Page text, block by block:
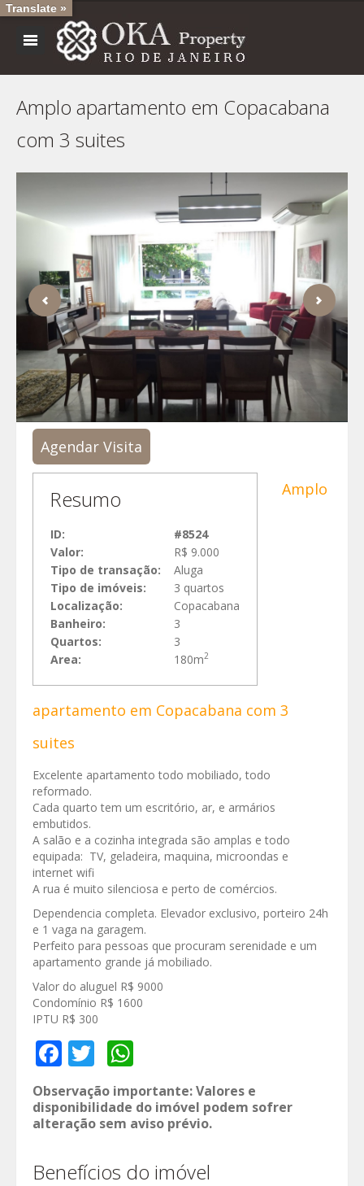
Amplo apartamento em Copacabana
com 3 suites
Agendar Visita
Resumo
ID:
#8524
Valor:
R$ 9.000
Tipo de transação:
Aluga
Tipo de imóveis:
3 quartos
Localização:
Copacabana
Banheiro:
3
Quartos:
3
Area:
180m2
Amplo
apartamento em Copacabana com 3
suites
Excelente apartamento todo mobiliado, todo
reformado.
Cada quarto tem um escritório, ar, e armários
embutidos.
A salão e a cozinha integrada são amplas e todo
equipada: TV, geladeira, maquina, microondas e
internet wifi
A rua é muito silenciosa e perto de comércios.
Dependencia completa. Elevador exclusivo, porteiro 24h
e 1 vaga na garagem.
Perfeito para pessoas que procuram serenidade e um
apartamento grande já mobiliado.
Valor do aluguel R$ 9000
Condomínio R$ 1600
IPTU R$ 300
Facebook
Twitter
Observação importante: Valores e
disponibilidade do imóvel podem sofrer
alteração sem aviso prévio.
Benefícios do imóvel
Translate »